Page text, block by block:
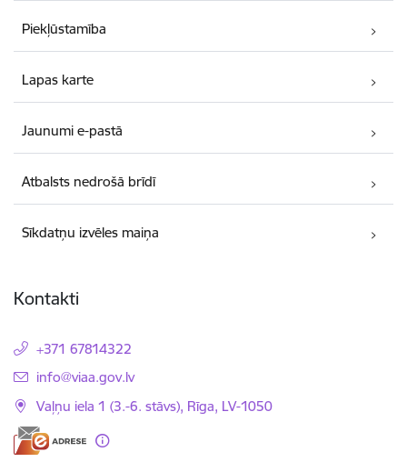
Piekļūstamība
Lapas karte
Jaunumi e-pastā
Atbalsts nedrošā brīdī
Sīkdatņu izvēles maiņa
Kontakti
+371 67814322
E-pasts:
info@viaa.gov.lv
Vaļņu iela 1 (3.-6. stāvs), Rīga, LV-1050